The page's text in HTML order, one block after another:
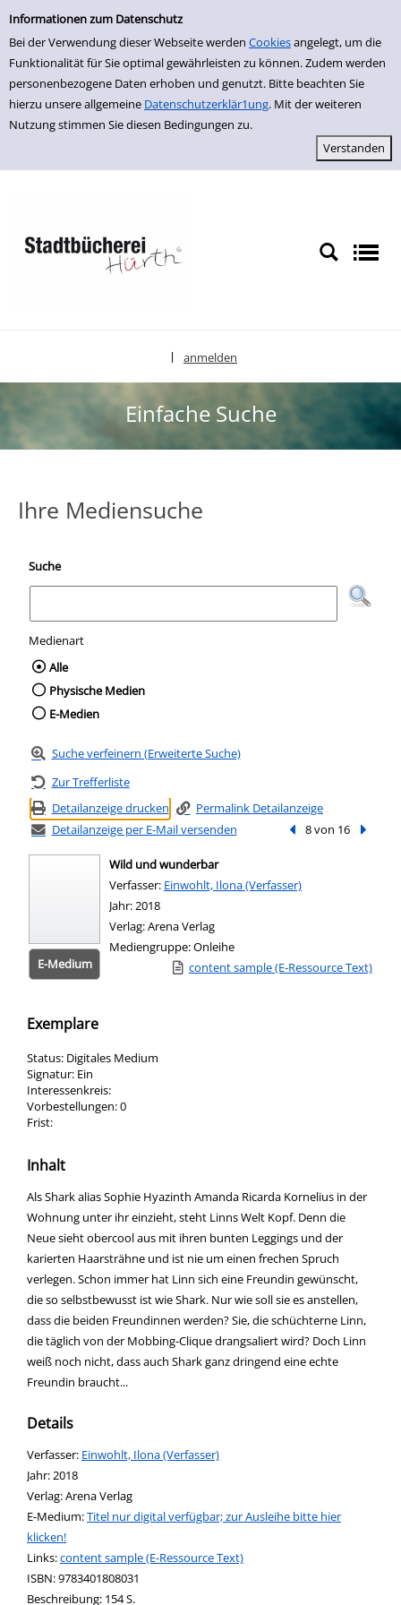
Einfache Suche
Informationen zum Datenschutz
Bei der Verwendung dieser Webseite werden Cookiesangelegt, um die
Funktionalität für Sie optimal gewährleisten zu können. Zudem werden
personenbezogene Daten erhoben und genutzt. Bitte beachten Sie
hierzu unsere allgemeine Datenschutzerklär1ung. Mit der weiteren
Nutzung stimmen Sie diesen Bedingungen zu.
zur Navigation springen
zum Inhalt springen
Zur Detailanzeige springen
anmelden
Einfache Suche
Ihre Mediensuche
Suche
Medienart
Wählen Sie die Medienart nach der Sie
Alle
Physische Medien
E-Medien
Suche verfeinern (Erweiterte Suche)
Zur Trefferliste
Detailanzeige drucken
Permalink Detailanzeige
Detailanzeige per E-Mail versenden
Vorheriger Treffer
8 von 16
E-Medium
Wild und wunderbar
Verfasser: Suche nach diesem Verfasser
Einwohlt, Ilona (Verfasser)
Jahr:2018
Verlag:Arena Verlag
Mediengruppe:Onleihe
Link zu einem externen Medieninhalt -
content sample (E-Ressource Text)
Exemplare
Status: Digitales Medium
Signatur: Ein
Interessenkreis:
Vorbestellungen:0
Frist:
Inhalt
Als Shark alias Sophie Hyazinth Amanda Ricarda Kornelius in der
Wohnung unter ihr einzieht, steht Linns Welt Kopf. Denn die
Neue sieht obercool aus mit ihren bunten Leggings und der
karierten Haarsträhne und ist nie um einen frechen Spruch
verlegen. Schon immer hat Linn sich eine Freundin gewünscht,
die so selbstbewusst ist wie Shark. Nur wie soll sie es anstellen,
dass die beiden Freundinnen werden? Sie, die schüchterne Linn,
die täglich von der Mobbing-Clique drangsaliert wird? Doch Linn
weiß noch nicht, dass auch Shark ganz dringend eine echte
Freundin braucht...
Details
Verfasser: Suche nach diesem Verfasser
Einwohlt, Ilona (Verfasser)
Jahr:2018
Verlag:Arena Verlag
E-Medium:Titel nur digital verfügbar; zur Ausleihe bitte hier
klicken!
Links:Diesen Link in neuem Tab öffnen
content sample (E-Ressource Text)
Suche nach dieser Systematik
Suche nach diesem Interessenskreis
ISBN:9783401808031
Beschreibung: 154 S.